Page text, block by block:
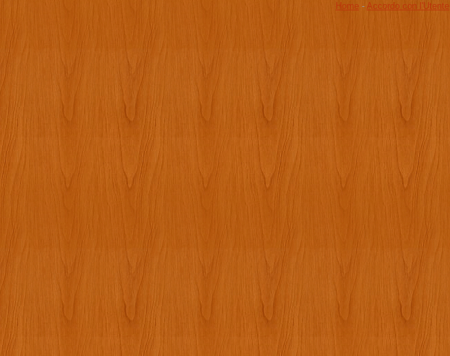
Home - Accordo con l'Utente